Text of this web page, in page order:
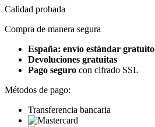
Calidad probada
Compra de manera segura
España: envío estándar gratuito
Devoluciones gratuitas
Pago seguro con cifrado SSL
Métodos de pago:
Transferencia bancaria